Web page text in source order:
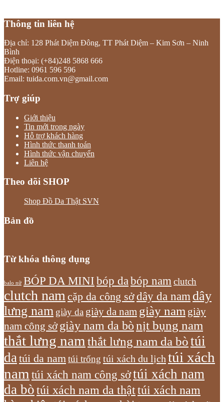
Thông tin liên hệ
Địa chỉ: 128 Phát Diệm Đông, TT Phát Diệm – Kim Sơn – Ninh
Bình
Điện thoại: (+84)248 5868 666
Hotline: 0961 596 596
Email: tuida.com.vn@gmail.com
Trợ giúp
Giới thiệu
Tin mới trong ngày
Hỗ trợ khách hàng
Hình thức thanh toán
Hình thức vận chuyển
Liên hệ
Theo dõi SHOP
Shop Đồ Da Thật SVN
Bản đồ
Từ khóa thông dụng
balo nữ BÓP DA MINI bóp dabóp nam clutch
clutch nam cặp da công sởdây da nam dây
lưng nam giày da giày da nam giày nam giày
nam công sở giày nam da bònịt bụng nam
thắt lưng nam thắt lưng nam da bòtúi
datúi da namtúi trống túi xách du lịch túi xách
nam túi xách nam công sởtúi xách nam
da bòtúi xách nam da thậttúi xách nam